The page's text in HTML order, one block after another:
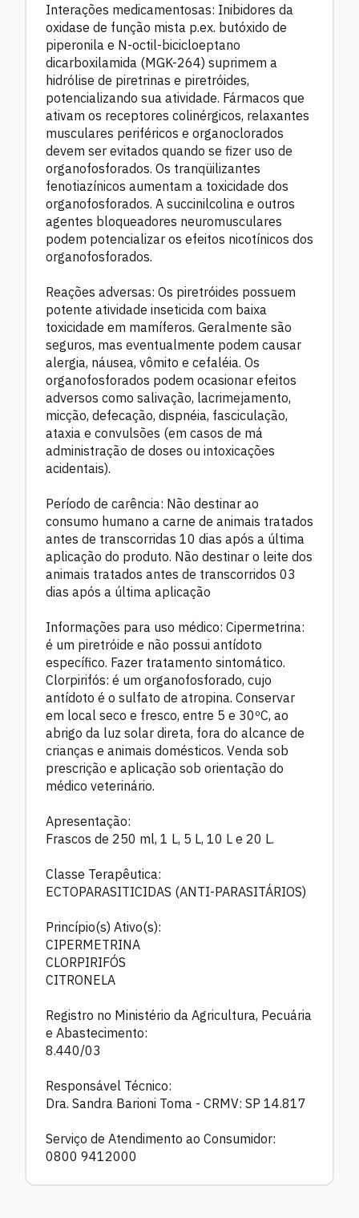
Interações medicamentosas: Inibidores da
oxidase de função mista p.ex. butóxido de
piperonila e N-octil-bicicloeptano
dicarboxilamida (MGK-264) suprimem a
hidrólise de piretrinas e piretróides,
potencializando sua atividade. Fármacos que
ativam os receptores colinérgicos, relaxantes
musculares periféricos e organoclorados
devem ser evitados quando se fizer uso de
organofosforados. Os tranqüilizantes
fenotiazínicos aumentam a toxicidade dos
organofosforados. A succinilcolina e outros
agentes bloqueadores neuromusculares
podem potencializar os efeitos nicotínicos dos
organofosforados.
Reações adversas: Os piretróides possuem
potente atividade inseticida com baixa
toxicidade em mamíferos. Geralmente são
seguros, mas eventualmente podem causar
alergia, náusea, vômito e cefaléia. Os
organofosforados podem ocasionar efeitos
adversos como salivação, lacrimejamento,
micção, defecação, dispnéia, fasciculação,
ataxia e convulsões (em casos de má
administração de doses ou intoxicações
acidentais).
Período de carência: Não destinar ao
consumo humano a carne de animais tratados
antes de transcorridas 10 dias após a última
aplicação do produto. Não destinar o leite dos
animais tratados antes de transcorridos 03
dias após a última aplicação
Informações para uso médico: Cipermetrina:
é um piretróide e não possui antídoto
específico. Fazer tratamento sintomático.
Clorpirifós: é um organofosforado, cujo
antídoto é o sulfato de atropina. Conservar
em local seco e fresco, entre 5 e 30ºC, ao
abrigo da luz solar direta, fora do alcance de
crianças e animais domésticos. Venda sob
prescrição e aplicação sob orientação do
médico veterinário.
Apresentação:
Frascos de 250 ml, 1 L, 5 L, 10 L e 20 L.
Classe Terapêutica:
ECTOPARASITICIDAS (ANTI-PARASITÁRIOS)
Princípio(s) Ativo(s):
CIPERMETRINA
CLORPIRIFÓS
CITRONELA
Registro no Ministério da Agricultura, Pecuária
e Abastecimento:
8.440/03
Responsável Técnico:
Dra. Sandra Barioni Toma - CRMV: SP 14.817
Serviço de Atendimento ao Consumidor:
0800 9412000